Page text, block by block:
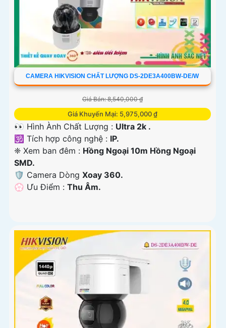
CAMERA HIKVISION CHẤT LƯỢNG DS-2DE3A400BW-DE/W
Giá Bán: 8,540,000 ₫
Giá Khuyến Mại: 5,975,000 ₫
👀 Hình Ành Chất Lượng : Ultra 2k .
🕉️ Tích hợp công nghệ : IP.
❈ Xem ban đêm : Hồng Ngoại 10m Hồng Ngoại
SMD.
🛡 Camera Dòng Xoay 360.
️💮 Ưu Điểm : Thu Âm.